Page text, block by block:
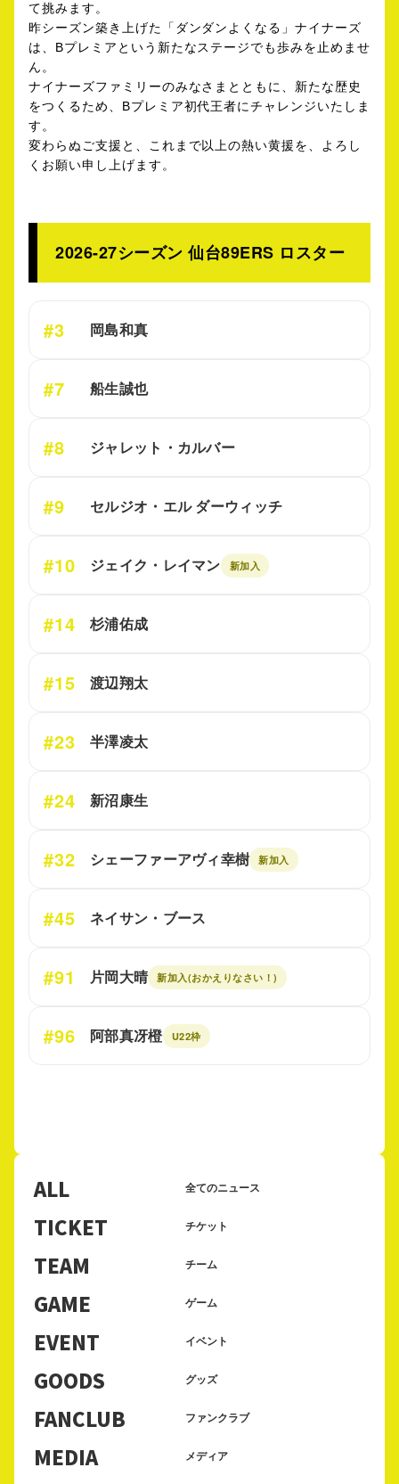
て挑みます。
昨シーズン築き上げた「ダンダンよくなる」ナイナーズ
は、Bプレミアという新たなステージでも歩みを止めませ
ん。
ナイナーズファミリーのみなさまとともに、新たな歴史
をつくるため、Bプレミア初代王者にチャレンジいたしま
す。
変わらぬご支援と、これまで以上の熱い黄援を、よろし
くお願い申し上げます。
2026-27シーズン 仙台89ERS ロスター
#3 岡島和真
#7 船生誠也
#8 ジャレット・カルバー
#9 セルジオ・エル ダーウィッチ
#10 ジェイク・レイマン 新加入
#14 杉浦佑成
#15 渡辺翔太
#23 半澤凌太
#24 新沼康生
#32 シェーファーアヴィ幸樹 新加入
#45 ネイサン・ブース
#91 片岡大晴 新加入(おかえりなさい！)
#96 阿部真冴橙 U22枠
ALL 全てのニュース
TICKET チケット
TEAM チーム
GAME ゲーム
EVENT イベント
GOODS グッズ
FANCLUB ファンクラブ
MEDIA メディア